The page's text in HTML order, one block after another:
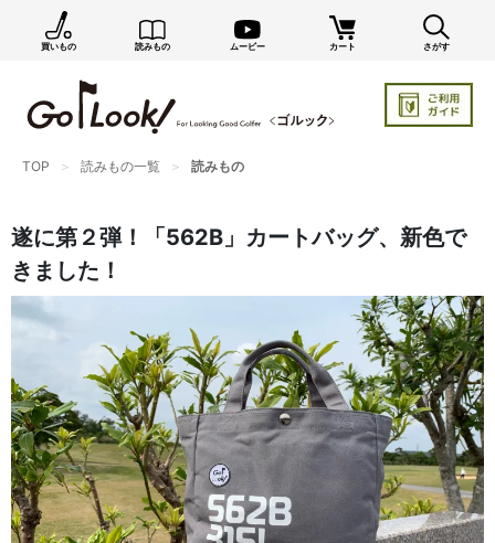
買いもの 読みもの ムービー カート さがす
TOP 読みもの一覧 読みもの
遂に第２弾！「562B」カートバッグ、新色で
きました！